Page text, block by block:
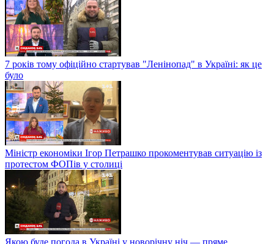
7 років тому офіційно стартував "Ленінопад" в Україні: як це
було
Міністр економіки Ігор Петрашко прокоментував ситуацію із
протестом ФОПів у столиці
Якою буде погода в Україні у новорічну ніч — пряме